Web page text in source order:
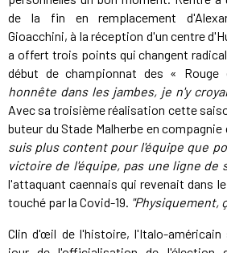
de la fin en remplacement
Gioacchini, à la réception d'un centre
a offert trois points qui changent
début de championnat des « Rouge
honnête dans les jambes, je n'y
Avec sa troisième réalisation cette
buteur du Stade Malherbe en compagnie
suis plus content pour l'équipe que
victoire de l'équipe, pas une ligne de
l'attaquant caennais qui revenait dans
touché par la Covid-19. "Physiquement,
Clin d'œil de l'histoire, l'Italo-